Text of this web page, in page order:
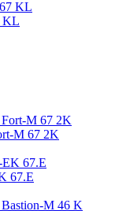
KL
M 67 2K
67.E